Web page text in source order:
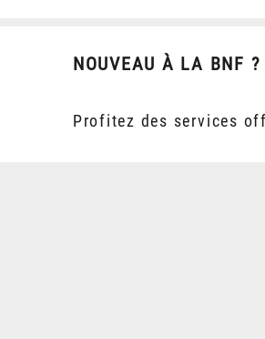
NOUVEAU À LA BNF ?
Profitez des services